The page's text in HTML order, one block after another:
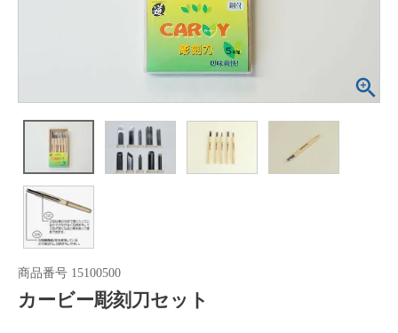
商品番号 15100500
カービー彫刻刀セット